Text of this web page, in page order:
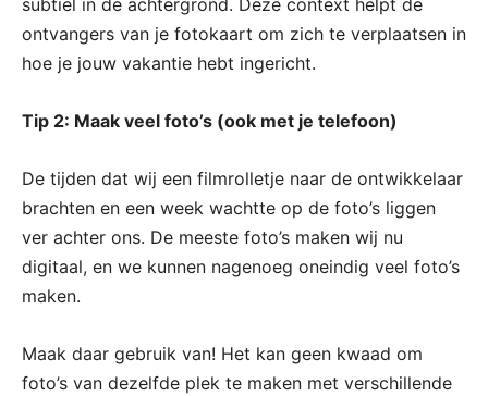
subtiel in de achtergrond. Deze context helpt de
ontvangers van je fotokaart om zich te verplaatsen in
hoe je jouw vakantie hebt ingericht.
Tip 2: Maak veel foto’s (ook met je telefoon)
De tijden dat wij een filmrolletje naar de ontwikkelaar
brachten en een week wachtte op de foto’s liggen
ver achter ons. De meeste foto’s maken wij nu
digitaal, en we kunnen nagenoeg oneindig veel foto’s
maken.
Maak daar gebruik van! Het kan geen kwaad om
foto’s van dezelfde plek te maken met verschillende